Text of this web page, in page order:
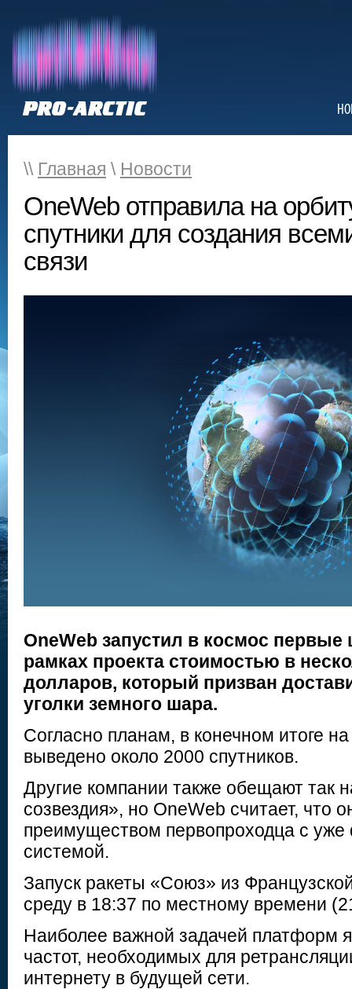
\\ Главная \ Новости
OneWeb отправила на
спутники для создания
связи
OneWeb запустил в космос первые
рамках проекта стоимостью в
долларов, который призван
уголки земного шара.
Согласно планам, в конечном итоге
выведено около 2000 спутников.
Другие компании также обещают так
созвездия», но OneWeb считает, что
преимуществом первопроходца с
системой.
Запуск ракеты «Союз» из
среду в 18:37 по местному времени
Наиболее важной задачей платформ
частот, необходимых для
интернету в будущей сети.